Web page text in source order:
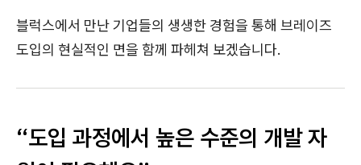
블럭스에서 만난 기업들의 생생한 경험을 통해 브레이즈
도입의 현실적인 면을 함께 파헤쳐 보겠습니다.
“도입 과정에서 높은 수준의 개발 자